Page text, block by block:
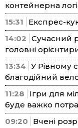
контейнерна
15:31
Експрес-
14:02 Сучасний
головні
13:34 У Рівному
благодійний
11:28
Ігри для
буде важко
09:20
Вчені